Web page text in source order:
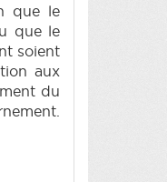
que le
que le
soient
aux
du